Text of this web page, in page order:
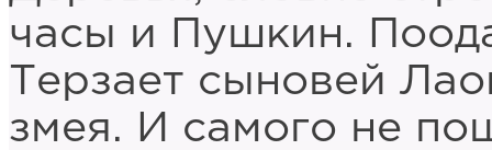
часы и Пушкин.
Терзает сыновей
змея. И самого не